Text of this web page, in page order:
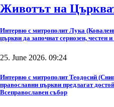
Животът на
Интервю с митрополит Лука
църкви да започнат сериозен, честен
25. June 2026. 09:24
Интервю с митрополит Теодосий
православни църкви предлагат
Всеправославен събор